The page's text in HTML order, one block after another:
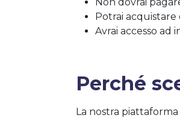
Potrai acquistare
Avrai accesso
Perché
La nostra